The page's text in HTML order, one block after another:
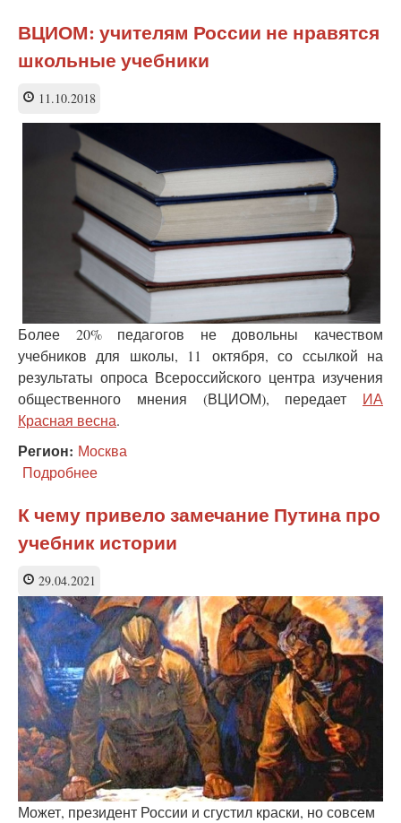
учебники
в
России
выдумщики
ВЦИОМ: учителям России не нравятся
школьные учебники
11.10.2018
Более 20% педагогов не довольны качеством
учебников для школы, 11 октября, со ссылкой на
результаты опроса Всероссийского центра изучения
общественного мнения (ВЦИОМ), передает ИА
Красная весна.
Регион: Москва
Подробнее
учителям
России
не
учебники
К чему привело замечание Путина про
учебник истории
29.04.2021
Может, президент России и сгустил краски, но совсем